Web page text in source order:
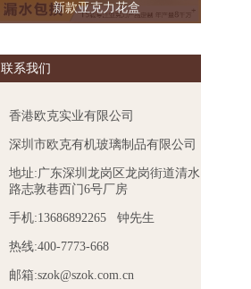
新款亚克力花盒
联系我们
香港欧克实业有限公司
深圳市欧克有机玻璃制品有限公司
地址:广东深圳龙岗区龙岗街道清水
路志敦巷西门6号厂房
手机:13686892265 钟先生
热线:400-7773-668
邮箱:szok@szok.com.cn